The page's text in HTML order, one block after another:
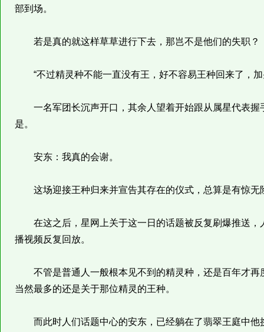
部到场。
若是真的就这样草草进行下去，那岂不是他们的失职？
“不过精灵种不能一直没有王，好不容易王种回来了，加
一名军团长沉声开口，其余人望着开始跟从属星代表握
是。
安东：我真的会谢。
这场迎接王种归来并宣告其存在的仪式，总算是有惊无
在这之后，星网上关于这一日的话题被反复刷爆推送，
播视频反复回放。
不管是普通人一般根本见不到的精灵种，还是百年才再
当然最多的还是关于那位精灵的王种。
而此时人们话题中心的安东，已经躺在了翡翠王庭中他